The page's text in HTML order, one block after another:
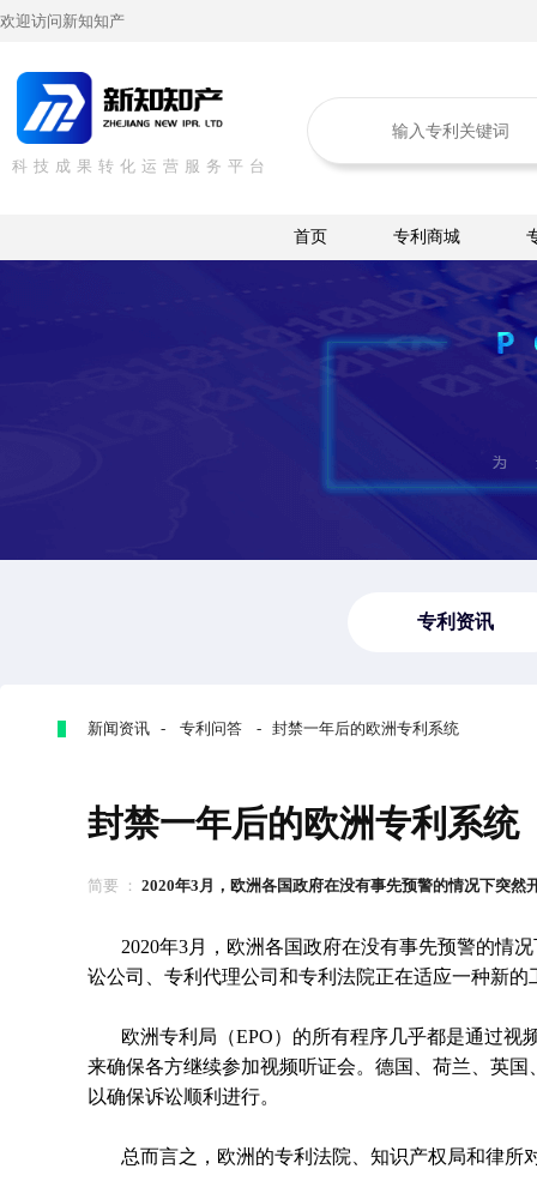
欢迎访问新知知产
科技成果转化运营服务平台
首页 专利商城
专利资讯
新闻资讯 - 专利问答 - 封禁一年后的欧洲专利系统
封禁一年后的欧洲专利系统
简要 ： 2020年3月，欧洲各国政府在没有事先预警的情况下突然
2020年3月，欧洲各国政府在没有事先预警的情
讼公司、专利代理公司和专利法院正在适应一种新的
欧洲专利局（EPO）的所有程序几乎都是通过
来确保各方继续参加视频听证会。德国、荷兰、英
以确保诉讼顺利进行。
总而言之，欧洲的专利法院、知识产权局和律